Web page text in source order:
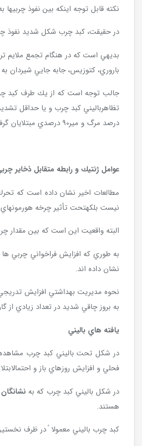
نكته قابل توجه اينكه بين نفوذ
در حقيقت، كبد چرب شكل شديد نفوذ
بديهي است كه در هنگام تجمع ملايم
باروري، كتوزيس، جابه جايي شيردان
جالب توجه است كه از يك طرف كبد
درصد مرگ و مير90 درصدي مبتلايان گرفتار شوند.
عوامل ژنتيك و رابطه متقابل ذخاير
مطالعات اخير نشان داده است كه
نيست بلكهتحت تأثير چرخه
البته واقعيت اين است كه بين مقدار
به طوري كه افزايش فراخواني چربي
نشان داده اند.
به بروز چاقي شديد در تعداد زيادي از
يافته هاي باليني
در شكل تحت باليني كبد چرب مشاهده
فحلي و افزايش روزهاي باز و
در شكل باليني كبد چرب كه به
هستند.
كبد چرب باليني معمولا ً در ظرف